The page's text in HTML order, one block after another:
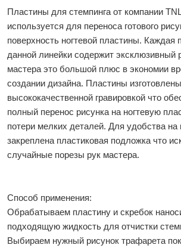
Пластины для стемпинга от компании
используется для переноса готового
поверхность ногтевой пластины. Каждая
данной линейки содержит эксклюзивный
мастера это большой плюс в экономии
создании дизайна. Пластины
высококачественной гравировкой что
полный перенос рисунка на ногтевую
потери мелких деталей. Для удобства на
закреплена пластиковая подложка что
случайные порезы рук мастера.
Способ применения:
Обрабатываем пластину и скребок
подходящую жидкость для отчистки
Выбираем нужный рисунок трафарета